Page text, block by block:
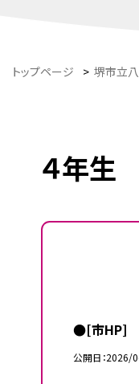
トップページ > 堺市立
４年生
●[市HP]
公開日 2026/